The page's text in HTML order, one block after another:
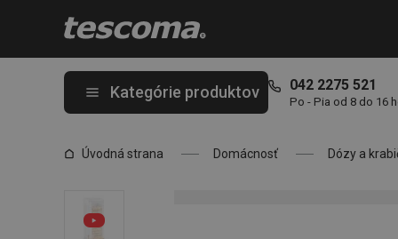
Kategórie produktov 042 2275 521
Po - Pia od 8 do 16
Úvodná strana Domácnosť Dózy a